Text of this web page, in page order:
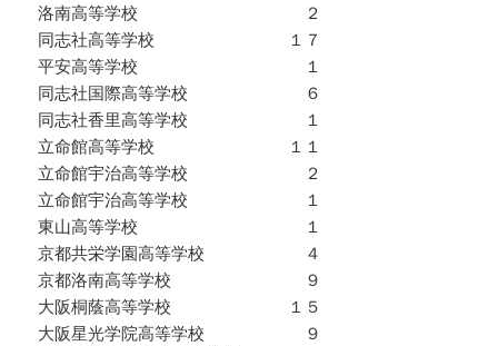
洛南高等学校 ２
同志社高等学校 １７
平安高等学校 １
同志社国際高等学校 ６
同志社香里高等学校 １
立命館高等学校 １１
立命館宇治高等学校 ２
立命館宇治高等学校 １
東山高等学校 １
京都共栄学園高等学校 ４
京都洛南高等学校 ９
大阪桐蔭高等学校 １５
大阪星光学院高等学校 ９